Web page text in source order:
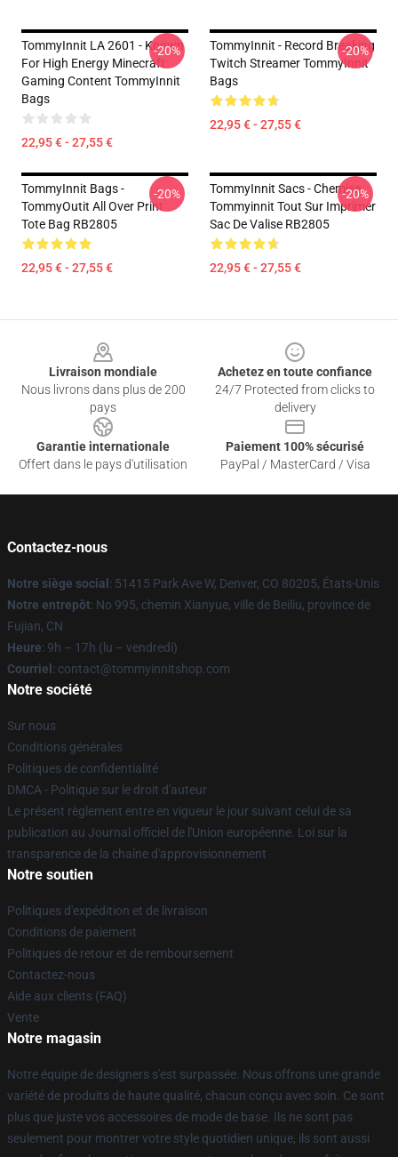
TommyInnit LA 2601 - Known
For High Energy Minecraft
Gaming Content TommyInnit
Bags
22,95 € - 27,55 €
-20%
TommyInnit - Record Breaking
Twitch Streamer TommyInnit
Bags
22,95 € - 27,55 €
-20%
TommyInnit Bags -
TommyOutit All Over Print
Tote Bag RB2805
22,95 € - 27,55 €
-20%
TommyInnit Sacs - Chemise
Tommyinnit Tout Sur Imprimer
Sac De Valise RB2805
22,95 € - 27,55 €
-20%
Livraison mondiale
Nous livrons dans plus de 200
pays
Achetez en toute confiance
24/7 Protected from clicks to
delivery
Garantie internationale
Offert dans le pays d'utilisation
Paiement 100% sécurisé
PayPal / MasterCard / Visa
Contactez-nous
Notre siège social : 51415 Park Ave W, Denver, CO 80205, États-Unis
Notre entrepôt: No 995, chemin Xianyue, ville de Beiliu, province de
Fujian, CN
Heure: 9h – 17h (lu – vendredi)
Courriel : contact@tommyinnitshop.com
Notre société
Sur nous
Conditions générales
Politiques de confidentialité
DMCA - Politique sur le droit d'auteur
Le présent règlement entre en vigueur le jour suivant celui de sa
publication au Journal officiel de l'Union européenne. Loi sur la
transparence de la chaîne d'approvisionnement
Notre soutien
Politiques d'expédition et de livraison
Conditions de paiement
Politiques de retour et de remboursement
Contactez-nous
Aide aux clients (FAQ)
Vente
Notre magasin
Notre équipe de designers s'est surpassée. Nous offrons une grande
variété de produits de haute qualité, chacun conçu avec soin. Ce sont
plus que juste vos accessoires de mode de base. Ils ne sont pas
seulement pour montrer votre style quotidien unique, ils sont aussi